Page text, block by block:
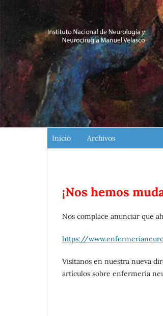
Inicio Archivos
¡Nos hemos
Nos complace anunciar que
https://
Visítanos en nuestra nueva
artículos sobre enfermería